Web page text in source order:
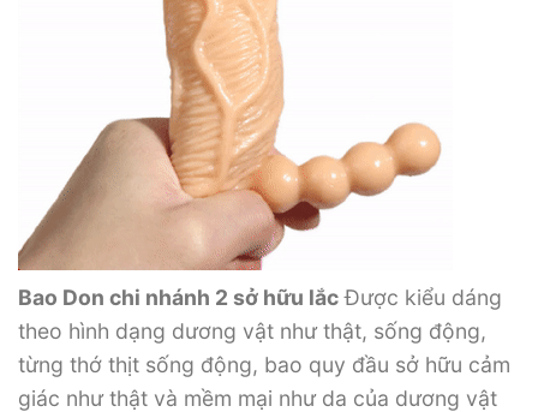
Bao Don chi nhánh 2 sở hữu lắcĐược kiểu dáng
theo hình dạng dương vật như thật, sống động,
từng thớ thịt sống động, bao quy đầu sở hữu cảm
giác như thật và mềm mại như da của dương vật